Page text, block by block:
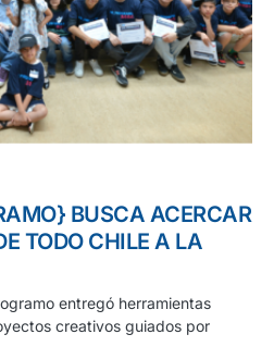
BUSCA ACERCAR
TODO CHILE A LA
entregó herramientas
creativos guiados por